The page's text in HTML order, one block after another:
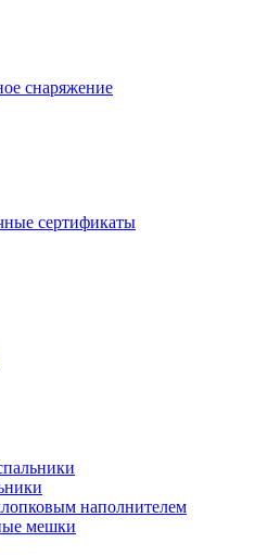
снаряжение
сертификаты
наполнителем
мешки